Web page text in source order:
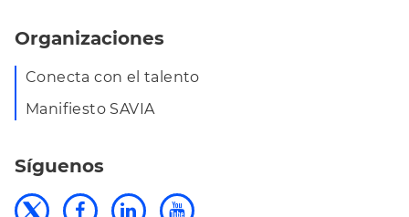
Organizaciones
Conecta con el talento
Manifiesto SAVIA
Síguenos